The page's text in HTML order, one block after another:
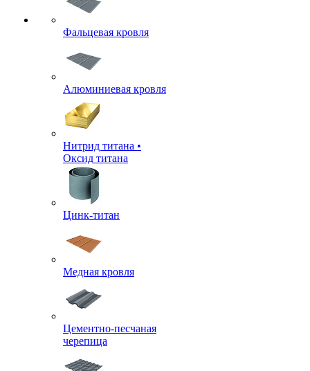
Фальцевая кровля
Алюминиевая кровля
Нитрид титана •
Оксид титана
Цинк-титан
Медная кровля
Цементно-песчаная
черепица